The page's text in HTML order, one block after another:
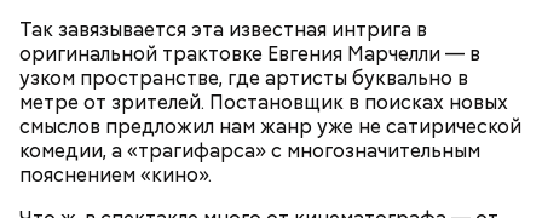
Так завязывается эта известная интрига в
оригинальной трактовке Евгения Марчелли — в
узком пространстве, где артисты буквально в
метре от зрителей. Постановщик в поисках новых
смыслов предложил нам жанр уже не сатирической
комедии, а «трагифарса» с многозначительным
пояснением «кино».